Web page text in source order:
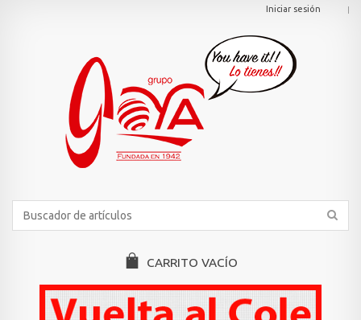
Iniciar sesión
CARRITO VACÍO